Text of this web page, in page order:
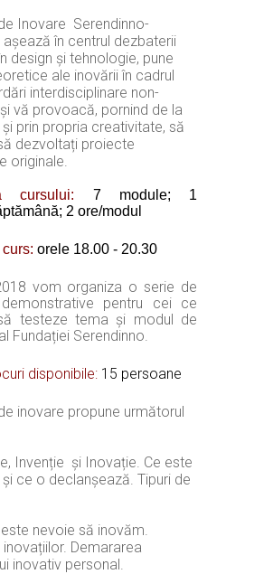
Inovare Serendinno-
în centrul dezbaterii
design și tehnologie, pune
ale inovării în cadrul
interdisciplinare non-
vă provoacă, pornind de la
prin propria creativitate, să
dezvoltați proiecte
originale.
cursului: 7 module; 1
2 ore/modul
orele 18.00 - 20.30
vom organiza o serie de
pentru cei ce
testeze tema și modul de
Fundației Serendinno.
disponibile: 15 persoane
inovare propune următorul
Invenție și Inovație. Ce este
ce o declanșează. Tipuri de
nevoie să inovăm.
Demararea
inovativ personal.